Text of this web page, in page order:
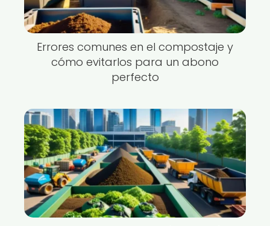
Errores comunes en el compostaje y
cómo evitarlos para un abono
perfecto